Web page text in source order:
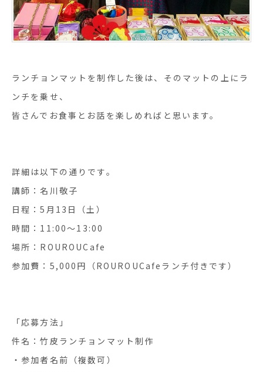
ランチョンマットを制作した後は、そのマットの上にラ
ンチを乗せ、
皆さんでお食事とお話を楽しめればと思います。
詳細は以下の通りです。
講師：名川敬子
日程：5月13日（土）
時間：11:00〜13:00
場所：ROUROUCafe
参加費：5,000円（ROUROUCafeランチ付きです）
「応募方法」
件名：竹皮ランチョンマット制作
・参加者名前（複数可）